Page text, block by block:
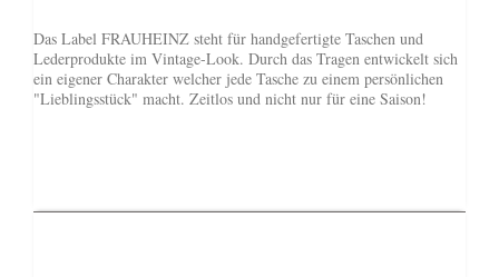
Das Label FRAUHEINZ steht für handgefertigte Taschen und
Lederprodukte im Vintage-Look. Durch das Tragen entwickelt sich
ein eigener Charakter welcher jede Tasche zu einem persönlichen
"Lieblingsstück" macht. Zeitlos und nicht nur für eine Saison!